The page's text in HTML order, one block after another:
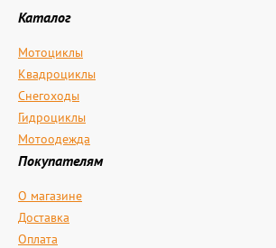
Каталог
Мотоциклы
Квадроциклы
Снегоходы
Гидроциклы
Мотоодежда
Покупателям
О магазине
Доставка
Оплата